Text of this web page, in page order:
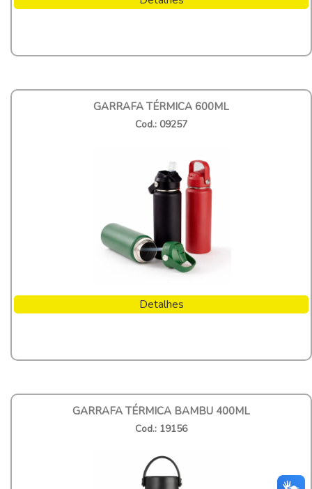
GARRAFA TÉRMICA 600ML
Cod.: 09257
Detalhes
GARRAFA TÉRMICA BAMBU 400ML
Cod.: 19156